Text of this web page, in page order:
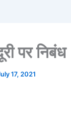
पर निबंध
17, 2021